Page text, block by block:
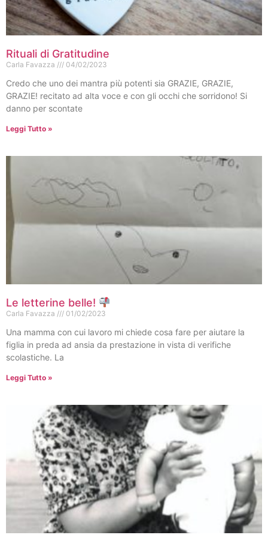
Rituali di Gratitudine
Carla Favazza 04/02/2023
Credo che uno dei mantra più potenti sia GRAZIE, GRAZIE,
GRAZIE! recitato ad alta voce e con gli occhi che sorridono! Si
danno per scontate
Leggi Tutto »
Le letterine belle!
Carla Favazza 01/02/2023
Una mamma con cui lavoro mi chiede cosa fare per aiutare la
figlia in preda ad ansia da prestazione in vista di verifiche
scolastiche. La
Leggi Tutto »